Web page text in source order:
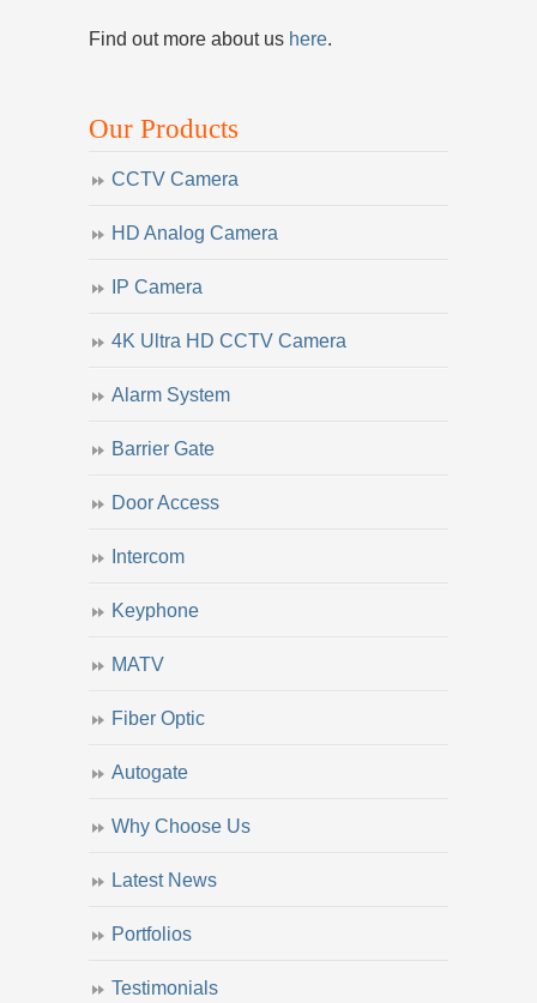
Find out more about us here.
Our Products
CCTV Camera
HD Analog Camera
IP Camera
4K Ultra HD CCTV Camera
Alarm System
Barrier Gate
Door Access
Intercom
Keyphone
MATV
Fiber Optic
Autogate
Why Choose Us
Latest News
Portfolios
Testimonials